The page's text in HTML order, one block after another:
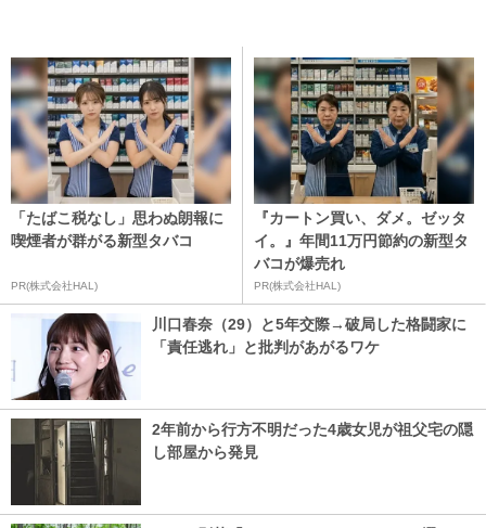
「たばこ税なし」思わぬ朗報に
喫煙者が群がる新型タバコ
PR(株式会社HAL)
『カートン買い、ダメ。ゼッタ
イ。』年間11万円節約の新型タ
バコが爆売れ
PR(株式会社HAL)
川口春奈（29）と5年交際→破局した格闘家に
「責任逃れ」と批判があがるワケ
2年前から行方不明だった4歳女児が祖父宅の隠
し部屋から発見